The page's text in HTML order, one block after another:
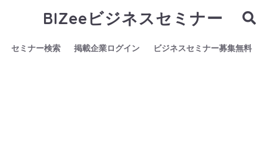
BIZeeビジネスセミナー
セミナー検索 掲載企業ログイン ビジネスセミナー募集無料